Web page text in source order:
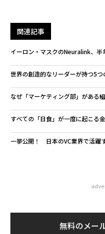
関連記事
イーロン・マスクのNeuralink、
世界の創造的なリーダーが持つ5つ
なぜ「マーケティング部」がある
すべての「日食」が一度に起こる
一挙公開！ 日本のVC業界で活躍
無料のメー